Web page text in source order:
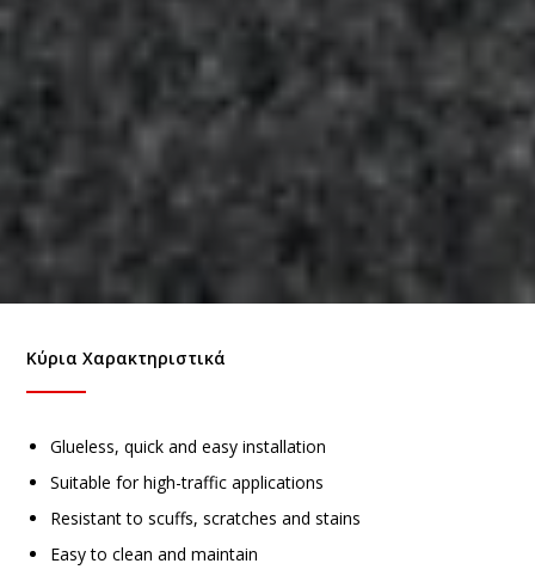
Κύρια Χαρακτηριστικά
Glueless, quick and easy installation
Suitable for high-traffic applications
Resistant to scuffs, scratches and stains
Easy to clean and maintain